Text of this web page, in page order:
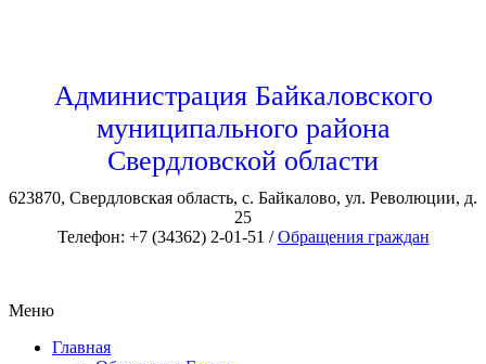
Администрация Байкаловского
муниципального района
Свердловской области
623870, Свердловская область, с. Байкалово, ул. Революции, д.
25
Телефон: +7 (34362) 2-01-51 /Обращения граждан
Меню
Главная